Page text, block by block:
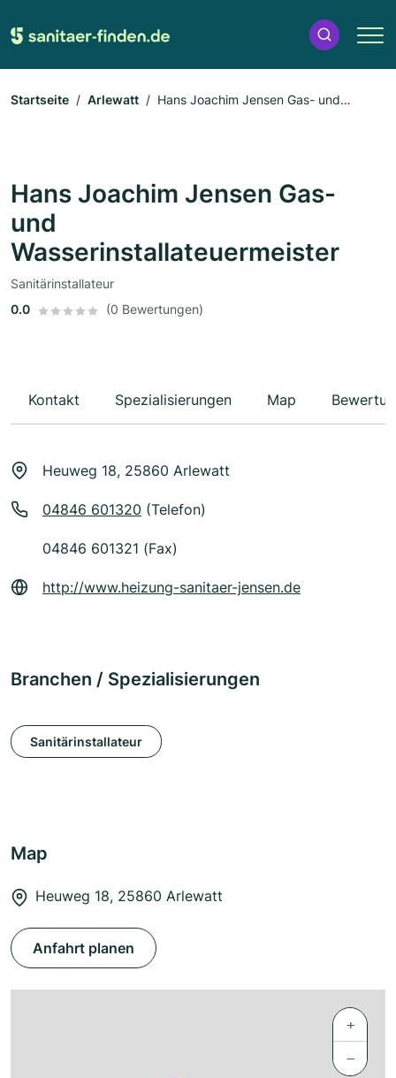
Startseite Arlewatt
Hans Joachim Jensen Gas- und
Hans Joachim Jensen Gas-
und
Wasserinstallateuermeister
Sanitärinstallateur
0.0
(0 Bewertungen)
Kontakt Spezialisierungen Map
Heuweg 18, 25860 Arlewatt
04846 601320 (Telefon)
04846 601321 (Fax)
http://www.heizung-sanitaer-jensen.de
Branchen / Spezialisierungen
Sanitärinstallateur
Map
Heuweg 18, 25860 Arlewatt
Anfahrt planen
+
−